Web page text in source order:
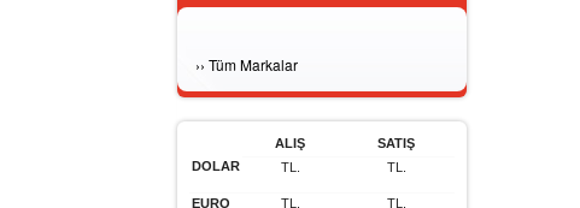
›› Tüm Markalar
ALIŞ
SATIŞ
DOLAR
TL. TL.
EURO TL. TL.